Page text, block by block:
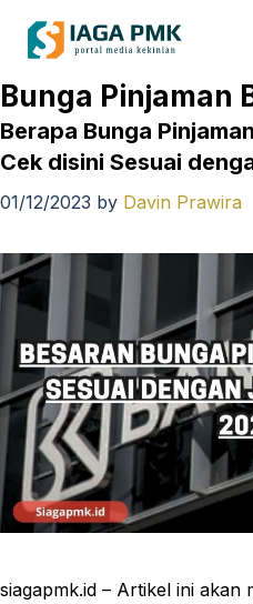
Bunga Pinjaman
Berapa Bunga
Cek disini Sesuai
01/12/2023 by Davin Prawira
siagapmk.id – Artikel ini akan